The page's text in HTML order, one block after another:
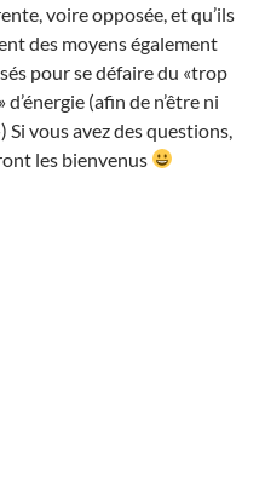
voire opposée, et qu’ils
des moyens également
pour se défaire du «trop
d’énergie (afin de n’être ni
Si vous avez des questions,
les bienvenus